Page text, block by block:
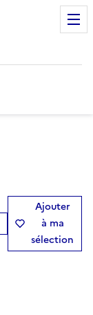
Ajouter
à ma
sélection